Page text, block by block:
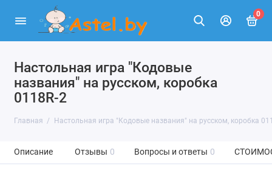
0
Настольная игра "Кодовые
названия" на русском, коробка
0118R-2
Главная Настольная игра "Кодовые названия" на русском, коробка
Описание Отзывы 0 Вопросы и ответы 0